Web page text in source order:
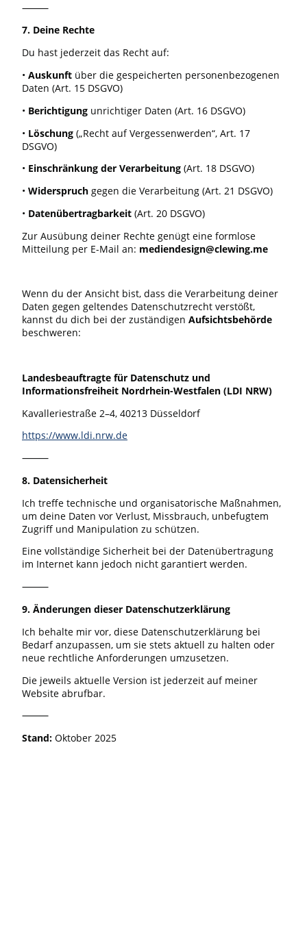
⸻
7. Deine Rechte
Du hast jederzeit das Recht auf:
• Auskunft über die gespeicherten personenbezogenen
Daten (Art. 15 DSGVO)
• Berichtigung unrichtiger Daten (Art. 16 DSGVO)
• Löschung („Recht auf Vergessenwerden“, Art. 17
DSGVO)
• Einschränkung der Verarbeitung (Art. 18 DSGVO)
• Widerspruch gegen die Verarbeitung (Art. 21 DSGVO)
• Datenübertragbarkeit (Art. 20 DSGVO)
Zur Ausübung deiner Rechte genügt eine formlose
Mitteilung per E-Mail an: mediendesign@clewing.me
Wenn du der Ansicht bist, dass die Verarbeitung deiner
Daten gegen geltendes Datenschutzrecht verstößt,
kannst du dich bei der zuständigen Aufsichtsbehörde
beschweren:
Landesbeauftragte für Datenschutz und
Informationsfreiheit Nordrhein-Westfalen (LDI NRW)
Kavalleriestraße 2–4, 40213 Düsseldorf
https://www.ldi.nrw.de
⸻
8. Datensicherheit
Ich treffe technische und organisatorische Maßnahmen,
um deine Daten vor Verlust, Missbrauch, unbefugtem
Zugriff und Manipulation zu schützen.
Eine vollständige Sicherheit bei der Datenübertragung
im Internet kann jedoch nicht garantiert werden.
⸻
9. Änderungen dieser Datenschutzerklärung
Ich behalte mir vor, diese Datenschutzerklärung bei
Bedarf anzupassen, um sie stets aktuell zu halten oder
neue rechtliche Anforderungen umzusetzen.
Die jeweils aktuelle Version ist jederzeit auf meiner
Website abrufbar.
⸻
Stand: Oktober 2025